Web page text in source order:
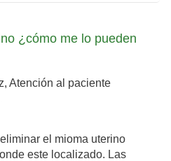
¿cómo me lo pueden
Atención al paciente
el mioma uterino
este localizado. Las